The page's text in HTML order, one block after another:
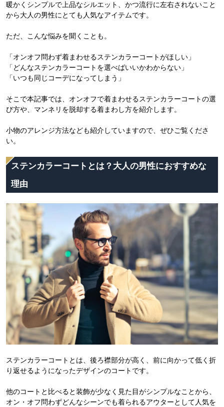
暖かくシンプルで上品なシルエット、かつ流行に左右されないこと
から大人の男性にとても人気なアイテムです。
ただ、こんな悩みを聞くことも。
「オンオフ問わず着まわせるステンカラーコートがほしい」
「どんなステンカラーコートを選べばいいかわからない」
「いつも同じコーデになってしまう」
そこで本記事では、オンオフで着まわせるステンカラーコートの選
び方や、マンネリを脱却する着まわし方を紹介します。
小物のアレンジ方法なども紹介していますので、ぜひご覧くださ
い。
ステンカラーコートとは？大人の男性におすすめな
理由
ステンカラーコートとは、後ろ襟部分が高く、前に向かって低く折
り返せるようになったデザインのコートです。
他のコートと比べると装飾が少なく見た目がシンプルなことから、
オン・オフ問わずどんなシーンでも着られるアウターとして人気を